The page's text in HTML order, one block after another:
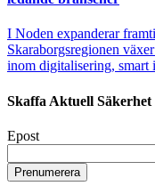
I Noden expanderar
Skaraborgsregionen
inom digitalisering,
Skaffa Aktuell Säkerhet
Epost
Prenumerera